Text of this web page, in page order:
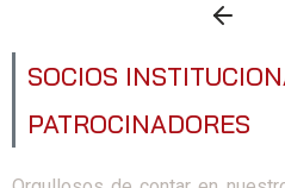
SOCIOS
PATROCINADORES